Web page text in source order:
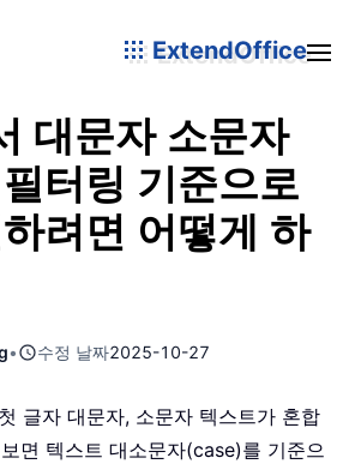
ExtendOffice
대문자 소문자
터링 기준으로
려면 어떻게 하
• 수정 날짜2025-10-27
글자 대문자, 소문자 텍스트가 혼합
면 텍스트 대소문자(case)를 기준으